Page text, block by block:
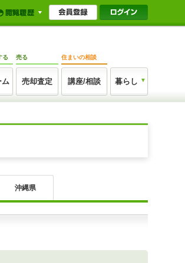
る
ム
売る
売却査定
住まいの相談
講座/相談 暮らし
沖縄県